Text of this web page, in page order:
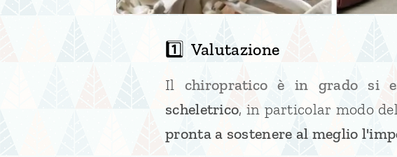
1️⃣ Valutazione
Il chiropratico è in grado si
scheletrico, in particolar modo
pronta a sostenere al meglio